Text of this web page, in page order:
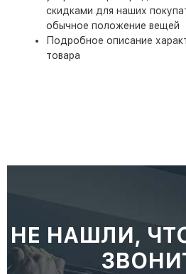
скидками для наших
обычное положение вещей
Подробное описание
товара
НЕ НАШЛИ,